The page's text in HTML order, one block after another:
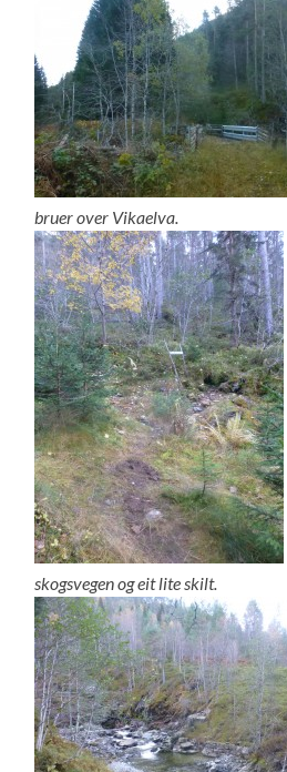
bruer over Vikaelva.
skogsvegen og eit lite skilt.